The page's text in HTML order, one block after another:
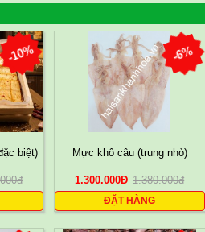
-10%
biệt)
đ
-6%
Mực khô câu (trung nhỏ)
1.300.000Đ 1.380.000đ
ĐẶT HÀNG